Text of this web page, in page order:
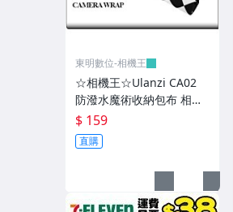
鏡頭蓋、遮光罩
接寫環、增距鏡、轉接環
濾鏡與其它配件
數位攝影機 EOS Cinema
攝影機-GoPro
東明數位-相機王
☆相機王☆Ulanzi CA02
防潑水魔術收納包布 相機
包布 (5)
$ 159
直購